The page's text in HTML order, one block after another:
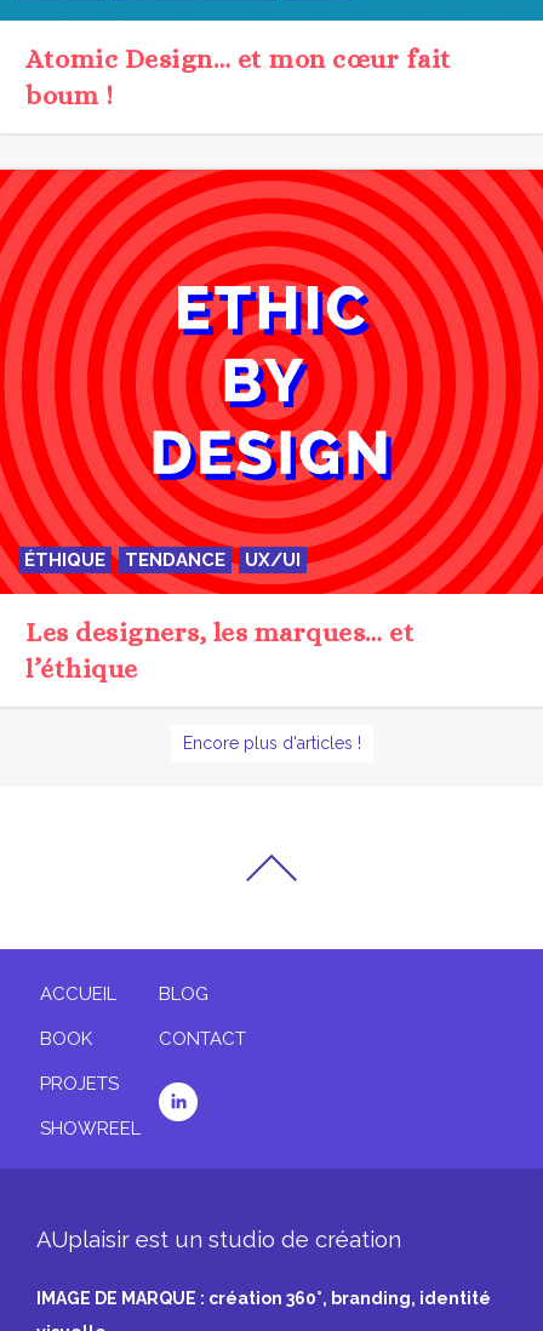
Atomic Design… et mon cœur fait
boum !
ÉTHIQUE TENDANCE UX/UI
Les designers, les marques… et
l’éthique
Encore plus d'articles !
ACCUEIL
BOOK
PROJETS
SHOWREEL
BLOG
CONTACT
AUplaisir est un studio de création
IMAGE DE MARQUE : création 360°, branding, identité